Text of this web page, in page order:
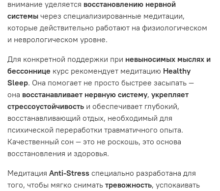
внимание уделяется восстановлению нервной
системы через специализированные медитации,
которые действительно работают на физиологическом
и неврологическом уровне.
Для конкретной поддержки при невыносимых мыслях и
бессоннице курс рекомендует медитацию Healthy
Sleep. Она помогает не просто быстрее засыпать —
она восстанавливает нервную систему, укрепляет
стрессоустойчивость и обеспечивает глубокий,
восстанавливающий отдых, необходимый для
психической переработки травматичного опыта.
Качественный сон — это не роскошь, это основа
восстановления и здоровья.
Медитация Anti-Stress специально разработана для
того, чтобы мягко снимать тревожность, успокаивать